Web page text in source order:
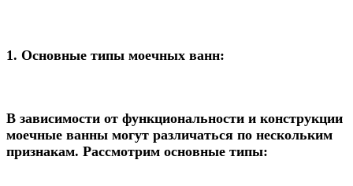
1. Основные типы моечных ванн:
В зависимости от функциональности и конструкции
моечные ванны могут различаться по нескольким
признакам. Рассмотрим основные типы: